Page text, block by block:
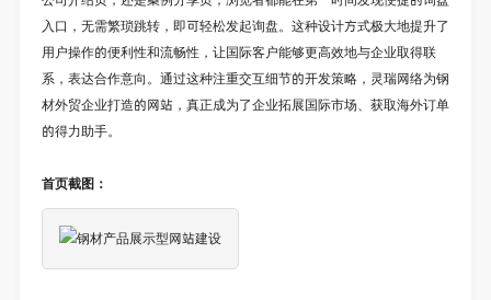
入口，无需繁琐跳转，即可轻松发起询盘。这种设计方式极大地提升了
用户操作的便利性和流畅性，让国际客户能够更高效地与企业取得联
系，表达合作意向。通过这种注重交互细节的开发策略，灵瑞网络为钢
材外贸企业打造的网站，真正成为了企业拓展国际市场、获取海外订单
的得力助手。
首页截图：